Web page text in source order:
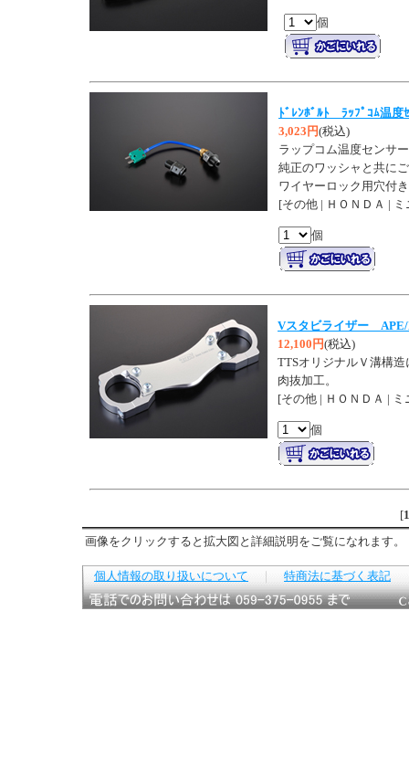
個
ﾄﾞﾚﾝﾎﾞﾙﾄ ﾗｯﾌﾟｺﾑ温度
3,023円(税込)
ラップコム温度センサ
純正のワッシャと共に
ワイヤーロック用穴付
[その他 | ＨＯＮＤＡ |
個
Vスタビライザー
12,100円(税込)
TTSオリジナルＶ溝構
肉抜加工。
[その他 | ＨＯＮＤＡ | ミ
個
[1
画像をクリックすると拡大図と詳細説明をご覧になれます。
個人情報の取り扱いについて 特商法に基づく表記